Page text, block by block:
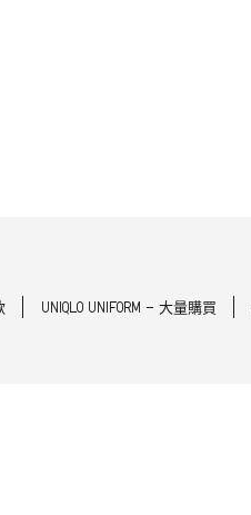
UNIQLO UNIFORM - 大量購買